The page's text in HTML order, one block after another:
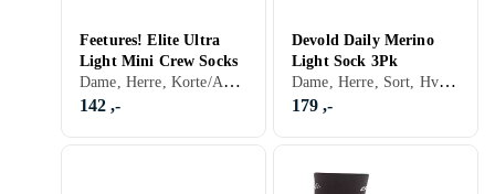
Feetures! Elite Ultra
Light Mini Crew Socks
Dame, Herre, Korte/Ankelsokker, Sort, Hvit, Grå, Blå
142 ,-
Devold Daily Merino
Light Sock 3Pk
Dame, Herre, Sort, Hvit, Grå, Blå, Beige
179 ,-